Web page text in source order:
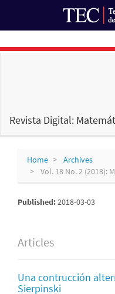
Revista Digital:
Home
Archives
Vol. 18 No. 2 (2018):
Published:2018-03-03
Articles
Una contrucción
Sierpinski